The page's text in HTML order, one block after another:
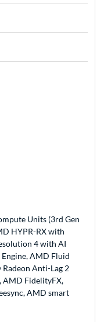
Units (3rd Gen
HYPR-RX with
4 with AI
AMD Fluid
Anti-Lag 2
AMD FidelityFX,
AMD smart